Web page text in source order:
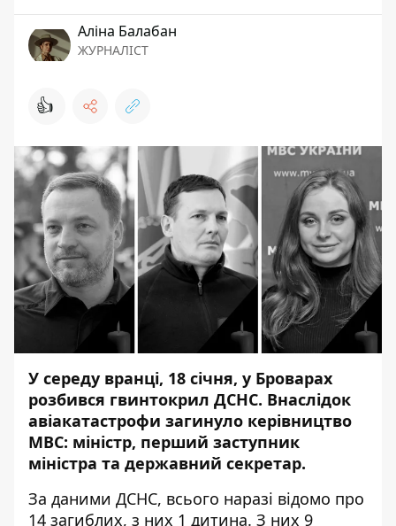
Аліна Балабан
ЖУРНАЛІСТ
👍
У середу вранці, 18 січня, у Броварах
розбився гвинтокрил ДСНС. Внаслідок
авіакатастрофи загинуло керівництво
МВС: міністр, перший заступник
міністра та державний секретар.
За даними ДСНС, всього наразі відомо про
14 загиблих, з них 1 дитина. З них 9